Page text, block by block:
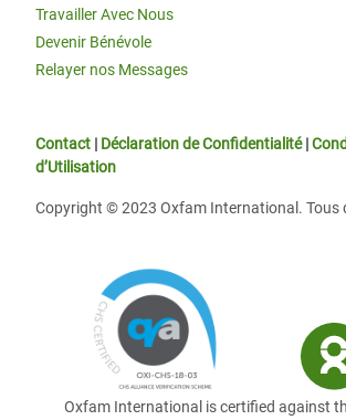
Travailler Avec Nous
Devenir Bénévole
Relayer nos Messages
Contact | Déclaration de Confidentialité|
d’Utilisation
Copyright © 2023 Oxfam International. Tous
Oxfam International is certified against